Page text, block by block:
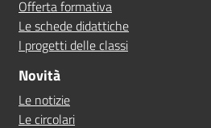
Offerta formativa
Le schede didattiche
I progetti delle classi
Novità
Le notizie
Le circolari